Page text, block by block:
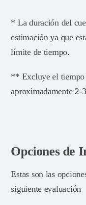
* La duración del
estimación ya que
límite de tiempo.
** Excluye el tiempo
aproximadamente 2-
Opciones de
Estas son las
siguiente evaluación